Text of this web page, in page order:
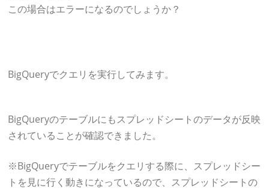
この場合はエラーになるのでしょうか？
BigQueryでクエリを実行してみます。
BigQueryのテーブルにもスプレッドシートのデータが反映
されていることが確認できました。
※BigQueryでテーブルをクエリする際に、スプレッドシー
トを見に行く動きになっているので、スプレッドシートの